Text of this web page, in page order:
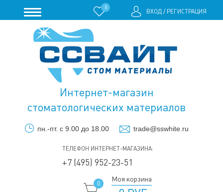
0
ВХОД/ РЕГИСТРАЦИЯ
Интернет-магазин
стоматологических материалов
пн.-пт. с 9.00 до 18.00 trade@sswhite.ru
ТЕЛЕФОН ИНТЕРНЕТ-МАГАЗИНА:
+7 (495) 952-23-51
0
Моя корзина